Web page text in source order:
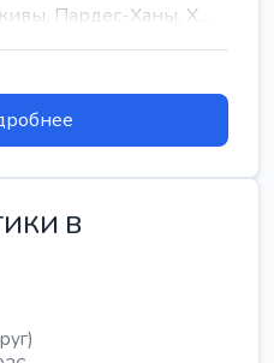
Пардес-Ханы, Х...
В